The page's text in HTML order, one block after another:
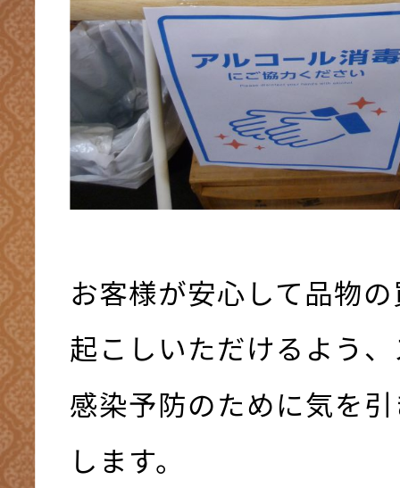
お客様が安心して品物
起こしいただけるよう
感染予防のために気を
します。